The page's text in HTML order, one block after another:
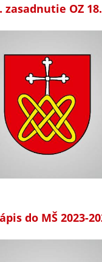
zasadnutie OZ
do MŠ 2023-